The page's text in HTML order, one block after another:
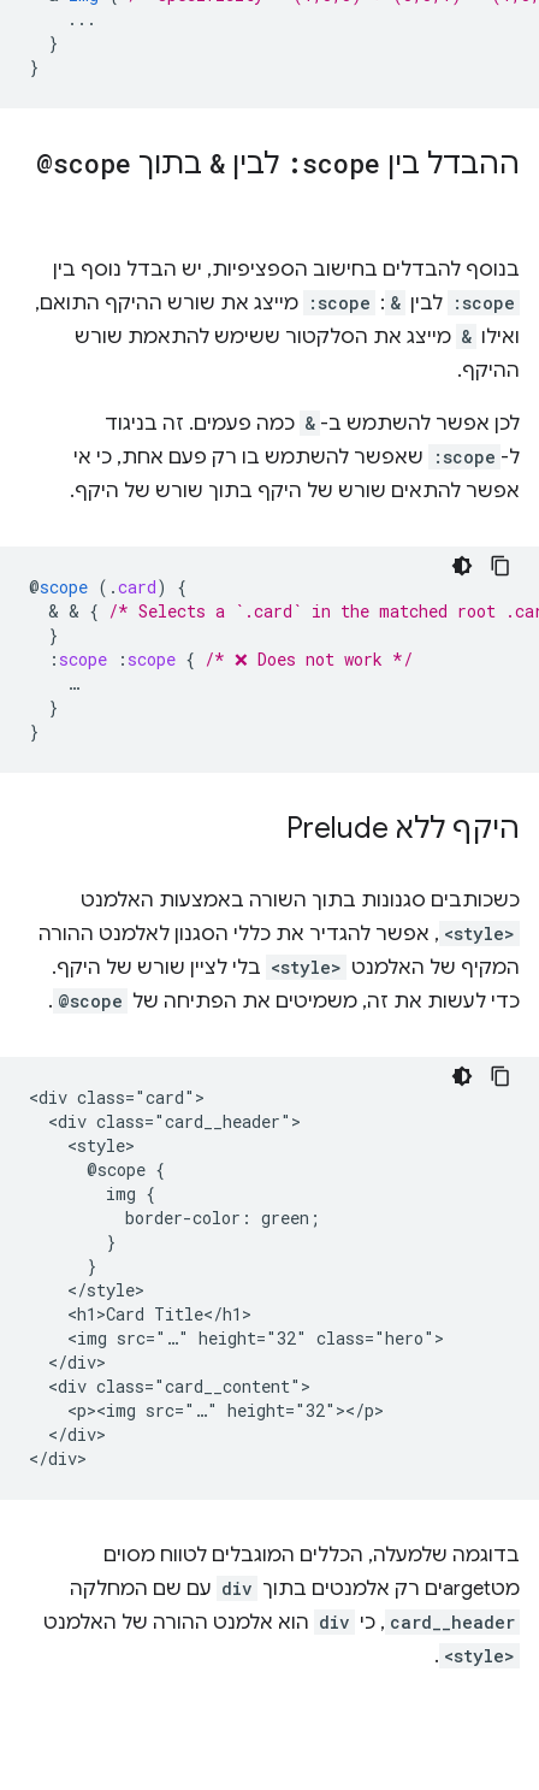
...
}
}
ההבדל בין :scope לבין & בתוך @scope
בנוסף להבדלים בחישוב הספציפיות, יש הבדל נוסף בין
:scope לבין &
:
:scope מייצג את שורש ההיקף התואם,
ואילו & מייצג את הסלקטור ששימש להתאמת שורש
ההיקף.
לכן אפשר להשתמש ב- & כמה פעמים. זה בניגוד
ל- :scope
שאפשר להשתמש בו רק פעם אחת, כי אי
אפשר להתאים שורש של היקף בתוך שורש של היקף.
@scope ( .card)
{
  & &
{ /* Selects a `.card` in the matched root
}
: scope : scope { /* ❌ Does not work */
…
}
}
היקף ללא Prelude
כשכותבים סגנונות בתוך השורה באמצעות האלמנט
<style> , אפשר להגדיר את כללי הסגנון לאלמנט ההורה
המקיף של האלמנט <style> בלי לציין שורש של היקף.
כדי לעשות את זה, משמיטים את הפתיחה של @scope
.
<div class="card">
  <div class="card__header">
    <style>
      @scope {
        img {
          border-color: green;
        }
      }
    </style>
    <h1>Card Title</h1>
    <img src="…" height="32" class="hero">
  </div>
  <div class="card__content">
    <p><img src="…" height="32"></p>
  </div>
בדוגמה שלמעלה, הכללים המוגבלים לטווח מסוים
מטargetים רק אלמנטים בתוך
div עם שם המחלקה
card__header , כי div הוא אלמנט ההורה של האלמנט
<style>
.